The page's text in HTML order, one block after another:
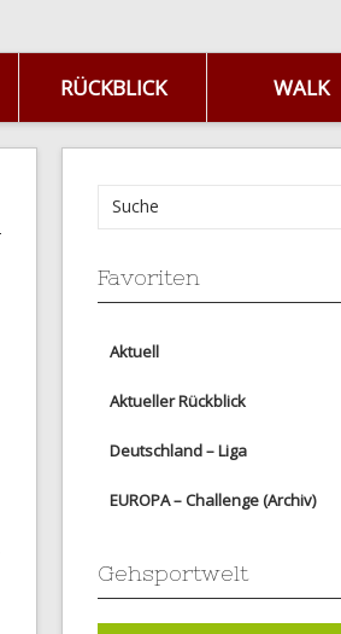
RÜCKBLICK WALK
Favoriten
Aktuell
Aktueller Rückblick
Deutschland – Liga
EUROPA – Challenge (Archiv)
Gehsportwelt